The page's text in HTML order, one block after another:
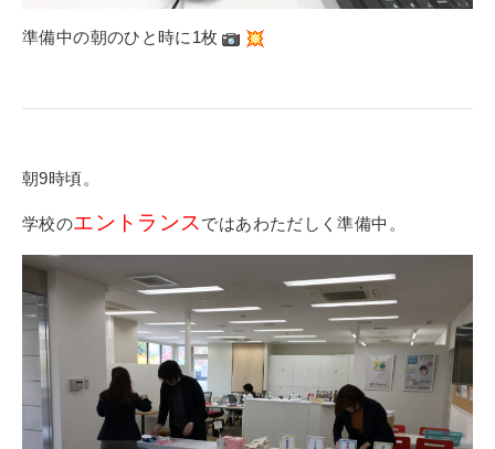
準備中の朝のひと時に1枚
朝9時頃。
学校のエントランス ではあわただしく準備中。